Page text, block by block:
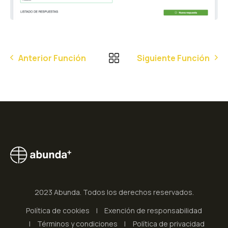
Anterior Función Siguiente Función
2023 Abunda. Todos los derechos reservados.
Política de cookies
Exención de responsabilidad
Términos y condiciones
Política de privacidad